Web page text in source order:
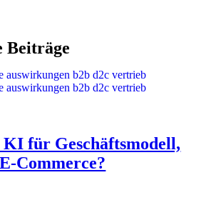
Beiträge
KI für Geschäftsmodell,
Commerce?